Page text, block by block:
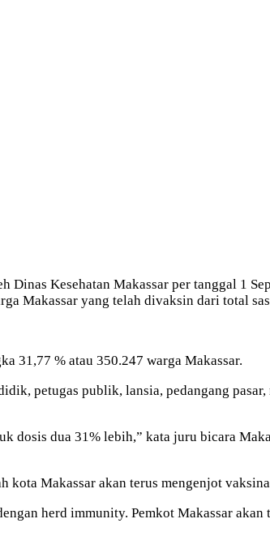
Dinas Kesehatan Makassar per tanggal 1
Makassar yang telah divaksin dari total
31,77 % atau 350.247 warga Makassar.
petugas publik, lansia, pedangang
dosis dua 31% lebih,” kata juru bicara
Makassar akan terus mengenjot
herd immunity. Pemkot Makassar